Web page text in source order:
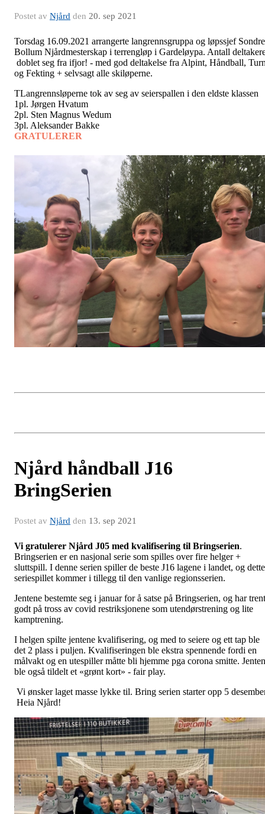
Postet av Njård den 20. sep 2021
Torsdag 16.09.2021 arrangerte langrennsgruppa og løpssjef Sondre
Bollum Njårdmesterskap i terrengløp i Gardeløypa. Antall
doblet seg fra ifjor! - med god deltakelse fra Alpint, Håndball,
og Fekting + selvsagt alle skiløperne.
TLangrennsløperne tok av seg av seierspallen i den eldste klassen
1pl. Jørgen Hvatum
2pl. Sten Magnus Wedum
3pl. Aleksander Bakke
GRATULERER
Njård håndball J16
BringSerien
Postet av Njård den 13. sep 2021
Vi gratulerer Njård J05 med kvalifisering til Bringserien.
Bringserien er en nasjonal serie som spilles over fire helger +
sluttspill. I denne serien spiller de beste J16 lagene i landet, og dette
seriespillet kommer i tillegg til den vanlige regionsserien.
Jentene bestemte seg i januar for å satse på Bringserien, og har trent
godt på tross av covid restriksjonene som utendørstrening og lite
kamptrening.
I helgen spilte jentene kvalifisering, og med to seiere og ett tap ble
det 2 plass i puljen. Kvalifiseringen ble ekstra spennende fordi en
målvakt og en utespiller måtte bli hjemme pga corona smitte.
ble også tildelt et «grønt kort» - fair play.
Vi ønsker laget masse lykke til. Bring serien starter opp 5
Heia Njård!